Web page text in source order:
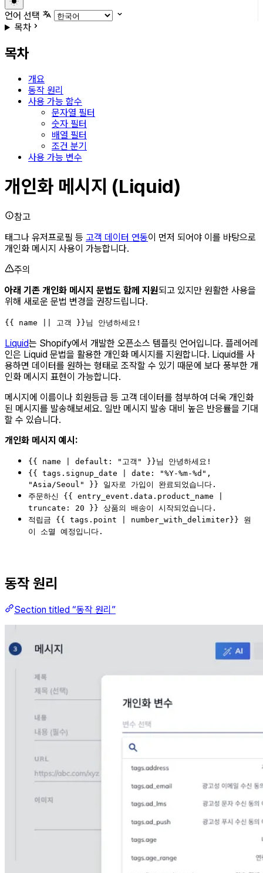
언어 선택
목차
목차
개요
동작 원리
사용 가능 함수
문자열 필터
숫자 필터
배열 필터
조건 분기
사용 가능 변수
개인화 메시지 (Liquid)
참고
태그나 유저프로필 등 고객 데이터 연동이 먼저 되어야 이를 바탕으로
개인화 메시지 사용이 가능합니다.
주의
아래 기존 개인화 메시지 문법도 함께 지원되고 있지만 원활한 사용을
위해 새로운 문법 변경을 권장드립니다.
{{ name || 고객 }}님 안녕하세요!
Liquid는 Shopify에서 개발한 오픈소스 템플릿 언어입니다. 플레어레
인은 Liquid 문법을 활용한 개인화 메시지를 지원합니다. Liquid를 사
용하면 데이터를 원하는 형태로 조작할 수 있기 때문에 보다 풍부한 개
인화 메시지 표현이 가능합니다.
메시지에 이름이나 회원등급 등 고객 데이터를 첨부하여 더욱 개인화
된 메시지를 발송해보세요. 일반 메시지 발송 대비 높은 반응률을 기대
할 수 있습니다.
개인화 메시지 예시:
{{ name | default: "고객" }}님 안녕하세요!
{{ tags.signup_date | date: "%Y-%m-%d",
"Asia/Seoul" }} 일자로 가입이 완료되었습니다.
주문하신 {{ entry_event.data.product_name |
truncate: 20 }} 상품의 배송이 시작되었습니다.
적립금 {{ tags.point | number_with_delimiter}} 원
이 소멸 예정입니다.
동작 원리
Section titled “동작 원리”